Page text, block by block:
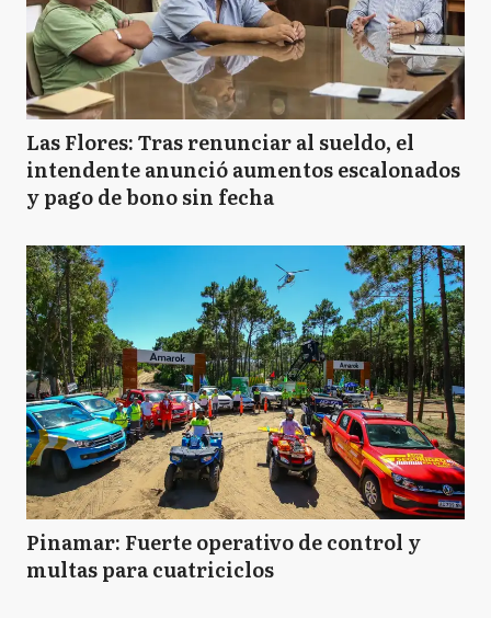
Las Flores: Tras renunciar al sueldo, el
intendente anunció aumentos escalonados
y pago de bono sin fecha
Pinamar: Fuerte operativo de control y
multas para cuatriciclos